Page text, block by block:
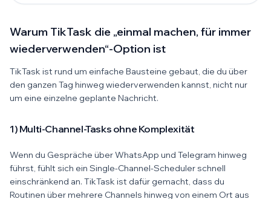
Warum TikTask die „einmal machen, für immer
wiederverwenden“-Option ist
TikTask ist rund um einfache Bausteine gebaut, die du über
den ganzen Tag hinweg wiederverwenden kannst, nicht nur
um eine einzelne geplante Nachricht.
1) Multi-Channel-Tasks ohne Komplexität
Wenn du Gespräche über WhatsApp und Telegram hinweg
führst, fühlt sich ein Single-Channel-Scheduler schnell
einschränkend an. TikTask ist dafür gemacht, dass du
Routinen über mehrere Channels hinweg von einem Ort aus